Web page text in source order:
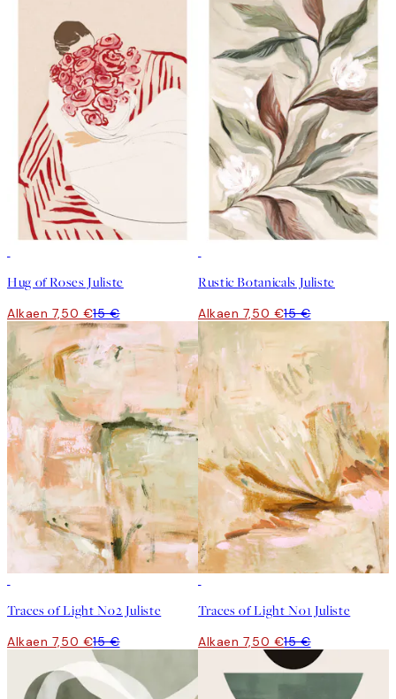
Hug of Roses Juliste
Alkaen 7,50 €15 €
Rustic Botanicals Juliste
Alkaen 7,50 €15 €
Traces of Light No2 Juliste
Alkaen 7,50 €15 €
Traces of Light No1 Juliste
Alkaen 7,50 €15 €